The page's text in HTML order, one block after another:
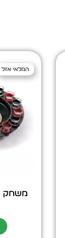
המלאי אזל
המלאי אזל